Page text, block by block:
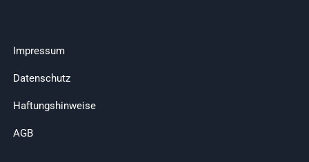
Impressum
Datenschutz
Haftungshinweise
AGB